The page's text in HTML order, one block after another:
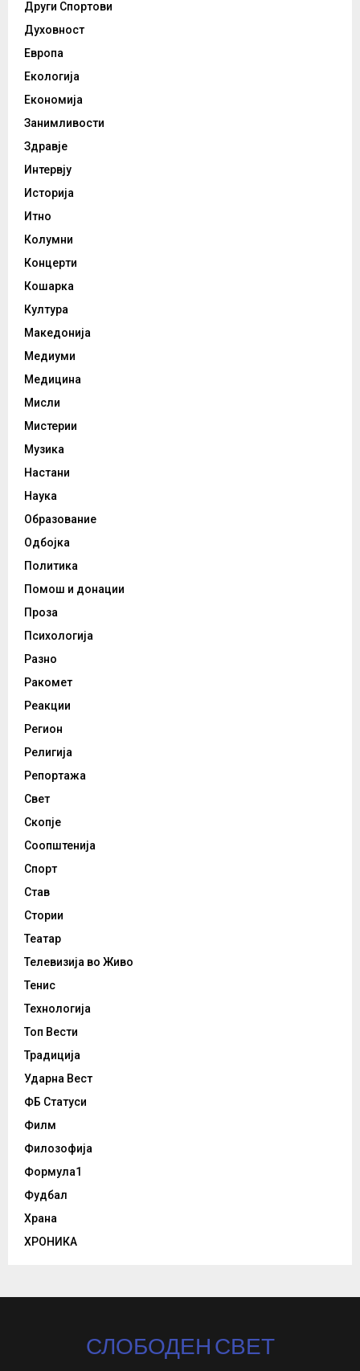
Други Спортови
Духовност
Европа
Екологија
Економија
Занимливости
Здравје
Интервју
Историја
Итно
Колумни
Концерти
Кошарка
Култура
Македонија
Медиуми
Медицина
Мисли
Мистерии
Музика
Настани
Наука
Образование
Одбојка
Политика
Помош и донации
Проза
Психологија
Разно
Ракомет
Реакции
Регион
Религија
Репортажа
Свет
Скопје
Соопштенија
Спорт
Став
Стории
Театар
Телевизија во Живо
Тенис
Технологија
Топ Вести
Традиција
Ударна Вест
ФБ Статуси
Филм
Филозофија
Формула1
Фудбал
Храна
ХРОНИКА
СЛОБОДЕН СВЕТ